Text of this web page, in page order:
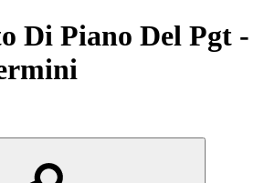
Di Piano Del Pgt -